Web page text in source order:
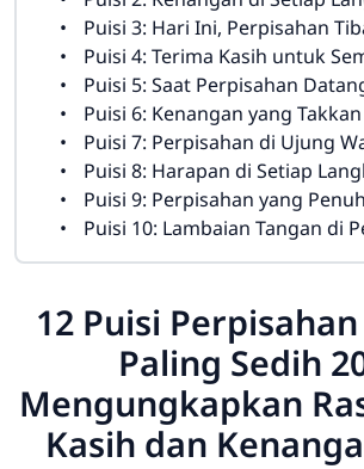
Puisi 3: Hari Ini, Perpisahan
Puisi 4: Terima Kasih untuk
Puisi 5: Saat Perpisahan
Puisi 6: Kenangan yang
Puisi 7: Perpisahan di Ujung
Puisi 8: Harapan di Setiap
Puisi 9: Perpisahan yang
Puisi 10: Lambaian Tangan di
12 Puisi
Paling Sedih
Mengungkapkan
Kasih dan